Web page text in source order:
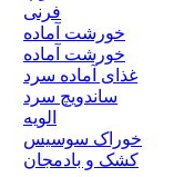
فرنی
خورشت آماده
خورشت آماده
غذای آماده سرد
ساندویچ سرد
الویه
خوراک سوسیس
کشک و بادمجان